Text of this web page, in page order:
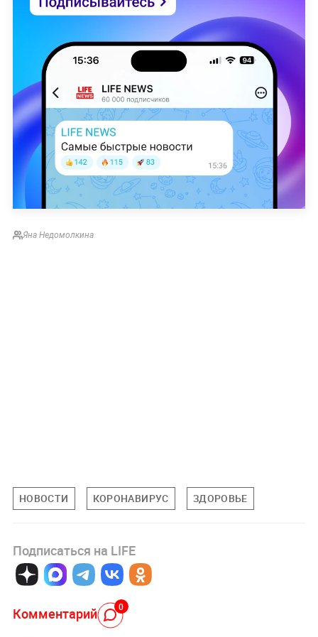
Яна Недомолкина
НОВОСТИ КОРОНАВИРУС ЗДОРОВЬЕ
Подписаться на LIFE
Комментарий 0